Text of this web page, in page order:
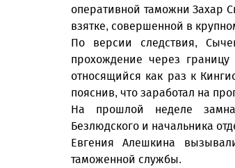
оперативной таможни Захар
взятке, совершенной в
По версии следствия,
прохождение через
относящийся как раз к
пояснив, что заработал на
На прошлой неделе
Безлюдского и начальника
Евгения Алешкина
таможенной службы.